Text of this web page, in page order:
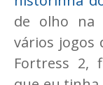
de olho na
vários jogos
Fortress 2,